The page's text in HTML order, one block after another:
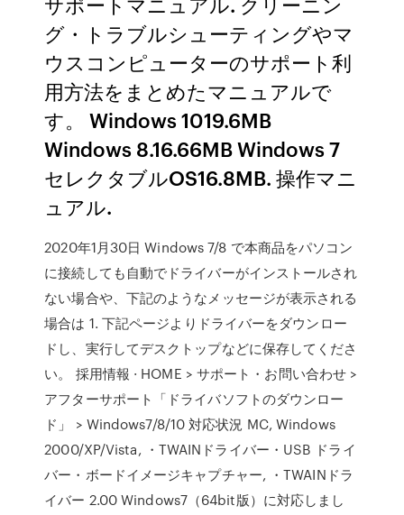
グ・トラブルシューティングやマ
ウスコンピューターのサポート利
用方法をまとめたマニュアルで
す。 Windows 1019.6MB
Windows 8.16.66MB Windows 7
セレクタブルOS16.8MB. 操作マニ
ュアル.
2020年1月30日 Windows 7/8 で本商品をパソコン
に接続しても自動でドライバーがインストールされ
ない場合や、下記のようなメッセージが表示される
場合は 1. 下記ページよりドライバーをダウンロー
ドし、実行してデスクトップなどに保存してくださ
い。 採用情報 · HOME > サポート・お問い合わせ >
アフターサポート「ドライバソフトのダウンロー
ド」 > Windows7/8/10 対応状況 MC, Windows
2000/XP/Vista, ・TWAINドライバー・USB ドライ
バー・ボードイメージキャプチャー, ・TWAINドラ
イバー 2.00 Windows7（64bit版）に対応しまし